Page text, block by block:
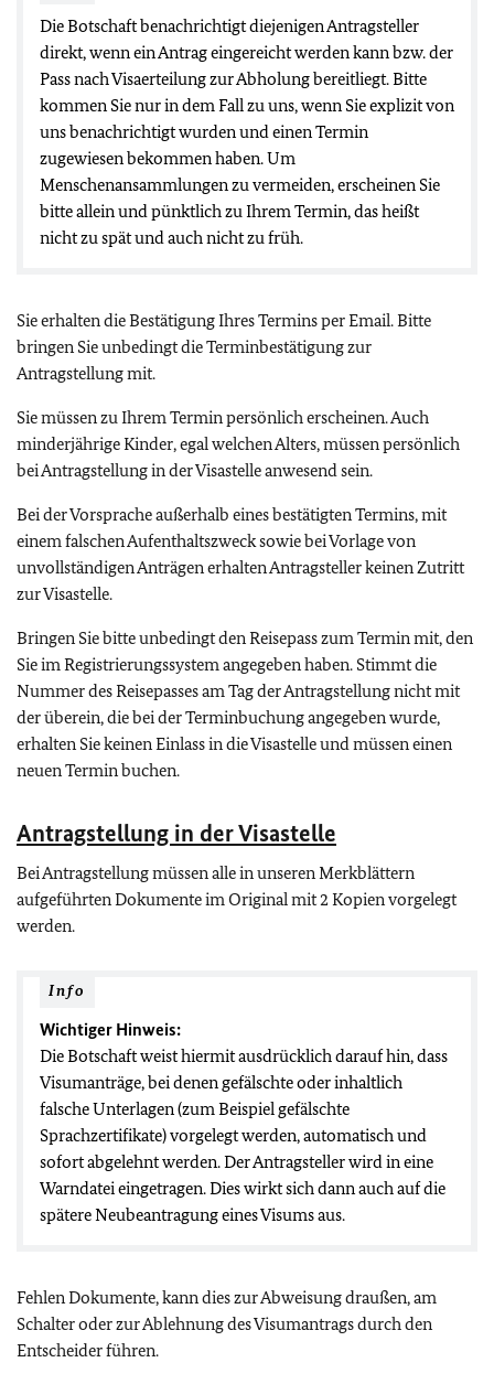
Die Botschaft benachrichtigt diejenigen Antragsteller
direkt, wenn ein Antrag eingereicht werden kann bzw. der
Pass nach Visaerteilung zur Abholung bereitliegt. Bitte
kommen Sie nur in dem Fall zu uns, wenn Sie explizit von
uns benachrichtigt wurden und einen Termin
zugewiesen bekommen haben. Um
Menschenansammlungen zu vermeiden, erscheinen Sie
bitte allein und pünktlich zu Ihrem Termin, das heißt
nicht zu spät und auch nicht zu früh.
Sie erhalten die Bestätigung Ihres Termins per Email. Bitte
bringen Sie unbedingt die Terminbestätigung zur
Antragstellung mit.
Sie müssen zu Ihrem Termin persönlich erscheinen. Auch
minderjährige Kinder, egal welchen Alters, müssen persönlich
bei Antragstellung in der Visastelle anwesend sein.
Bei der Vorsprache außerhalb eines bestätigten Termins, mit
einem falschen Aufenthaltszweck sowie bei Vorlage von
unvollständigen Anträgen erhalten Antragsteller keinen Zutritt
zur Visastelle.
Bringen Sie bitte unbedingt den Reisepass zum Termin mit, den
Sie im Registrierungssystem angegeben haben. Stimmt die
Nummer des Reisepasses am Tag der Antragstellung nicht mit
der überein, die bei der Terminbuchung angegeben wurde,
erhalten Sie keinen Einlass in die Visastelle und müssen einen
neuen Termin buchen.
Antragstellung in der Visastelle
Bei Antragstellung müssen alle in unseren Merkblättern
aufgeführten Dokumente im Original mit 2 Kopien vorgelegt
werden.
Info
Wichtiger Hinweis:
Die Botschaft weist hiermit ausdrücklich darauf hin, dass
Visumanträge, bei denen gefälschte oder inhaltlich
falsche Unterlagen (zum Beispiel gefälschte
Sprachzertifikate) vorgelegt werden, automatisch und
sofort abgelehnt werden. Der Antragsteller wird in eine
Warndatei eingetragen. Dies wirkt sich dann auch auf die
spätere Neubeantragung eines Visums aus.
Fehlen Dokumente, kann dies zur Abweisung draußen, am
Schalter oder zur Ablehnung des Visumantrags durch den
Entscheider führen.